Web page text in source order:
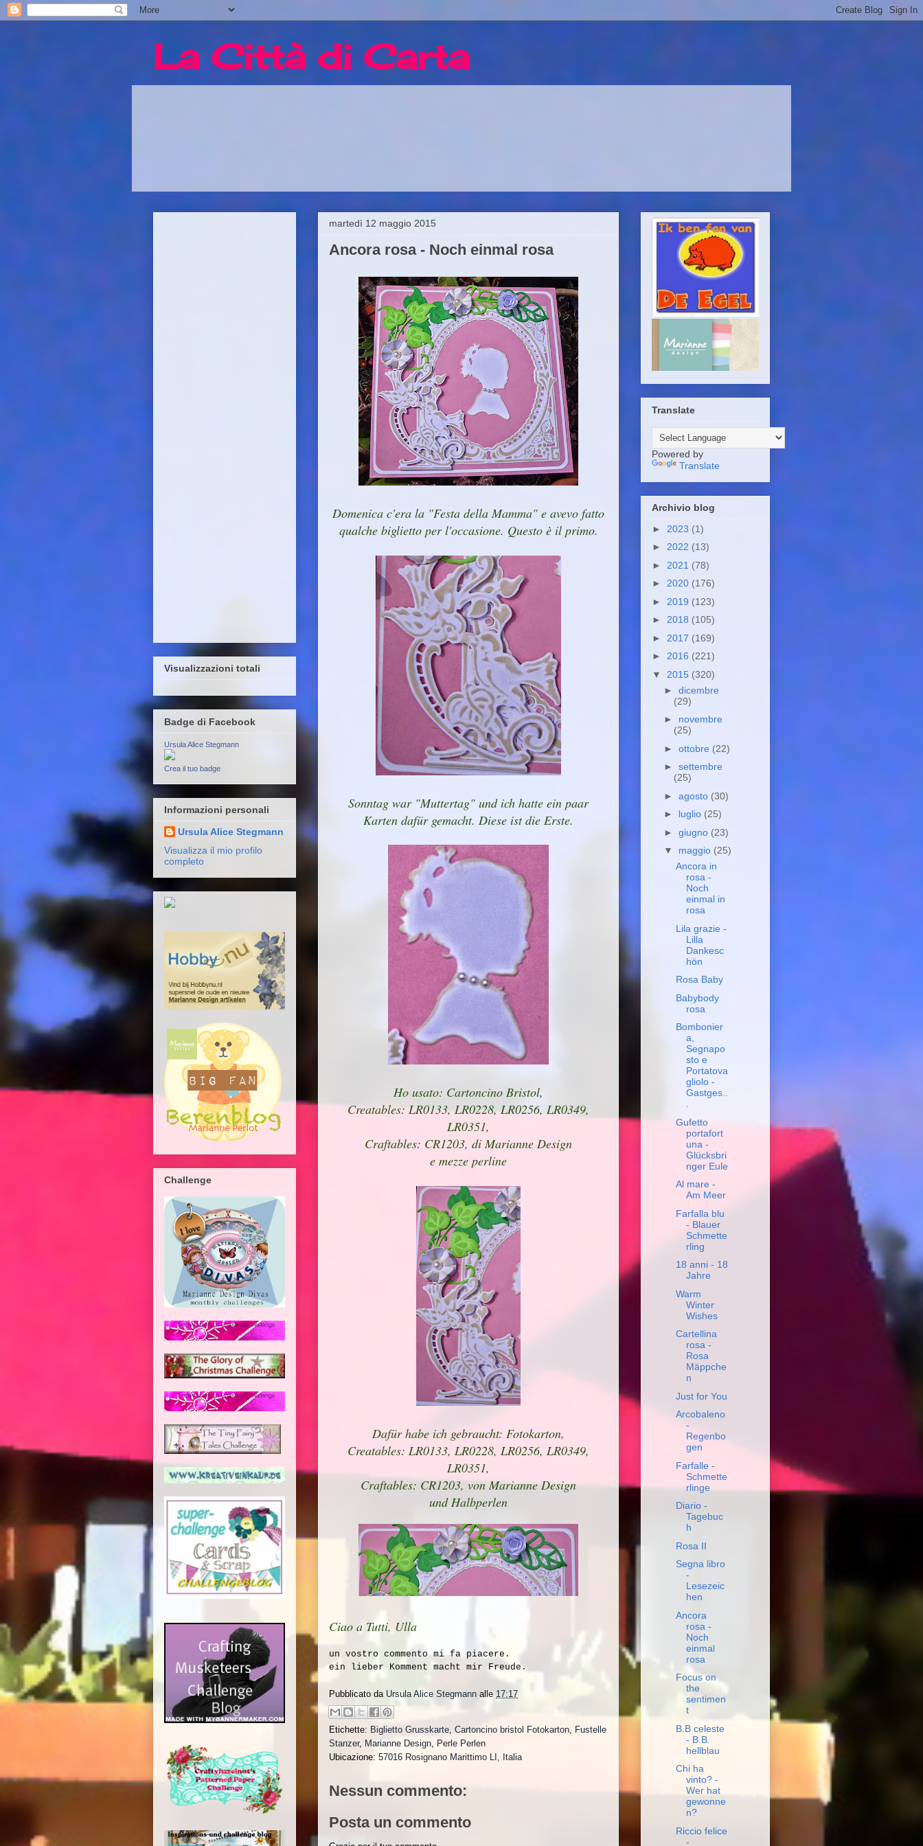
La Città di Carta
martedì 12 maggio 2015
Ancora rosa - Noch einmal rosa
Domenica c'era la "Festa della Mamma" e avevo fatto
qualche biglietto per l'occasione. Questo è il primo.
Sonntag war "Muttertag" und ich hatte ein paar
Karten dafür gemacht. Diese ist die Erste.
Ho usato: Cartoncino Bristol,
Creatables: LR0133, LR0228, LR0256, LR0349,
LR0351,
Craftables: CR1203, di Marianne Design
e mezze perline
Dafür habe ich gebraucht: Fotokarton,
Creatables: LR0133, LR0228, LR0256, LR0349,
LR0351,
Craftables: CR1203, von Marianne Design
und Halbperlen
Ciao a Tutti, Ulla
un vostro commento mi fa piacere.
ein lieber Komment macht mir Freude.
Pubblicato da Ursula Alice Stegmann alle 17:17
Etichette: Biglietto Grusskarte, Cartoncino bristol Fotokarton, Fustelle
Stanzer, Marianne Design, Perle Perlen
Ubicazione: 57016 Rosignano Marittimo LI, Italia
Nessun commento:
Posta un commento
Visualizzazioni totali
Badge di Facebook
Ursula Alice Stegmann
Crea il tuo badge
Informazioni personali
Ursula Alice Stegmann
Visualizza il mio profilo
completo
Challenge
Translate
Powered by
Translate
Archivio blog
► 2023 (1)
► 2022 (13)
► 2021 (78)
► 2020 (176)
► 2019 (123)
► 2018 (105)
► 2017 (169)
► 2016 (221)
▼ 2015 (320)
► dicembre
(29)
► novembre
(25)
► ottobre (22)
► settembre
(25)
► agosto (30)
► luglio (25)
► giugno (23)
▼ maggio (25)
Ancora in
rosa -
Noch
einmal in
rosa
Lila grazie -
Lilla
Dankesc
hön
Rosa Baby
Babybody
rosa
Bombonier
a,
Segnapo
sto e
Portatova
gliolo -
Gastges..
.
Gufetto
portafort
una -
Glücksbri
nger Eule
Al mare -
Am Meer
Farfalla blu
- Blauer
Schmette
rling
18 anni - 18
Jahre
Warm
Winter
Wishes
Cartellina
rosa -
Rosa
Mäppche
n
Just for You
Arcobaleno
-
Regenbo
gen
Farfalle -
Schmette
rlinge
Diario -
Tagebuc
h
Rosa II
Segna libro
-
Lesezeic
hen
Ancora
rosa -
Noch
einmal
rosa
Focus on
the
sentimen
t
B.B celeste
- B.B.
hellblau
Chi ha
vinto? -
Wer hat
gewonne
n?
Riccio felice
-